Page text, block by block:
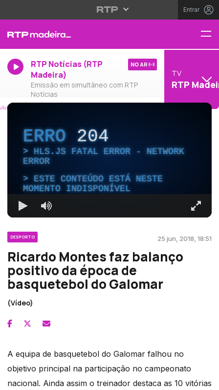
Entrar
RTP Notícias (RTP
Madeira)
Emissão em simultâneo com RTP
Notícias
NO AR
TV
RTP
ERRO204
HLS.JS FATAL ERROR - NETWORK
ERROR
ESTE CONTEÚDO ESTÁ NESTE
MOMENTO INDISPONÍVEL
DESPORTO 25 jun, 2018, 18:51
Ricardo Montes faz balanço
positivo da época de
basquetebol do Galomar
(Vídeo)
A equipa de basquetebol do Galomar falhou no
objetivo principal na participação no campeonato
nacional. Ainda assim o treinador destaca as 10 vitórias